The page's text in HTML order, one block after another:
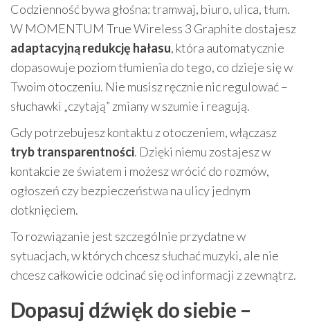
Codzienność bywa głośna: tramwaj, biuro, ulica, tłum.
W MOMENTUM True Wireless 3 Graphite dostajesz
adaptacyjną redukcję hałasu, która automatycznie
dopasowuje poziom tłumienia do tego, co dzieje się w
Twoim otoczeniu. Nie musisz ręcznie nic regulować –
słuchawki „czytają” zmiany w szumie i reagują.
Gdy potrzebujesz kontaktu z otoczeniem, włączasz
tryb transparentności. Dzięki niemu zostajesz w
kontakcie ze światem i możesz wrócić do rozmów,
ogłoszeń czy bezpieczeństwa na ulicy jednym
dotknięciem.
To rozwiązanie jest szczególnie przydatne w
sytuacjach, w których chcesz słuchać muzyki, ale nie
chcesz całkowicie odcinać się od informacji z zewnątrz.
Dopasuj dźwięk do siebie –